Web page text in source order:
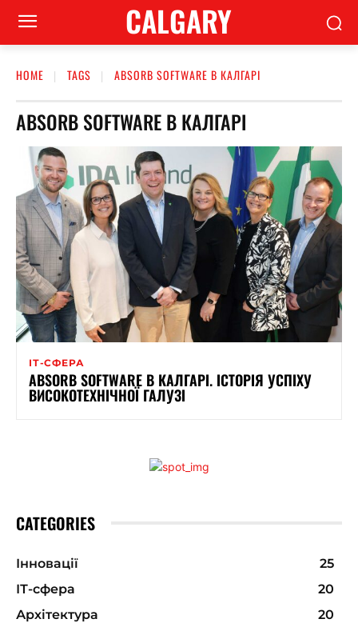
CALGARY
HOME TAGS ABSORB SOFTWARE В КАЛГАРІ
ABSORB SOFTWARE В КАЛГАРІ
ІТ-СФЕРА
ABSORB SOFTWARE В КАЛГАРІ. ІСТОРІЯ УСПІХУ
ВИСОКОТЕХНІЧНОЇ ГАЛУЗІ
CATEGORIES
Інновації
25
ІТ-сфера
20
Архітектура
20